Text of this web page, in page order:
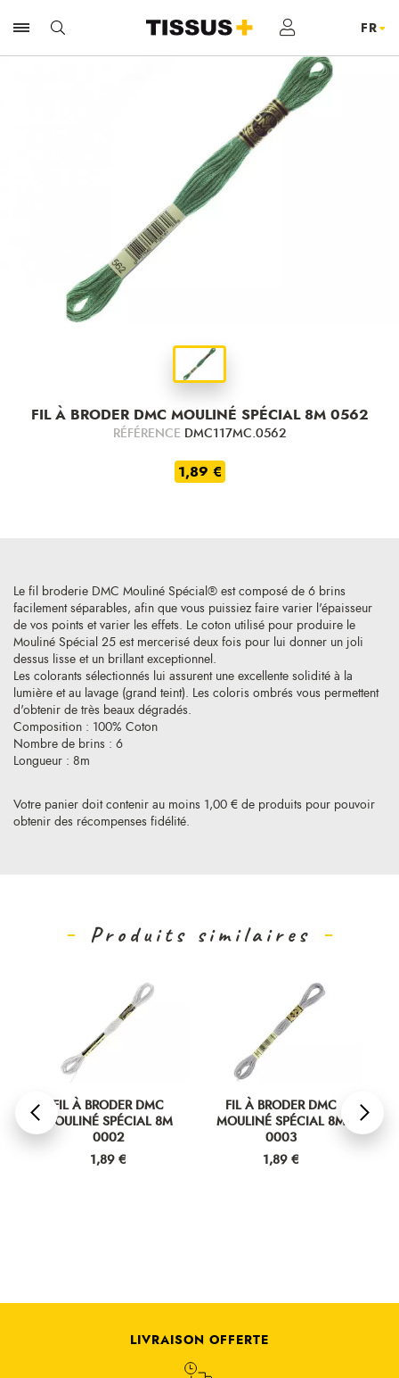
FIL À BRODER DMC MOULINÉ SPÉCIAL 8M 0562
RÉFÉRENCE DMC117MC.0562
1,89 €
Votre panier doit contenir au moins 1,00 € de produits pour pouvoir
obtenir des récompenses fidélité.
Le fil broderie DMC Mouliné Spécial® est composé de 6 brins
facilement séparables, afin que vous puissiez faire varier l'épaisseur
de vos points et varier les effets. Le coton utilisé pour produire le
Mouliné Spécial 25 est mercerisé deux fois pour lui donner un joli
dessus lisse et un brillant exceptionnel.
Les colorants sélectionnés lui assurent une excellente solidité à la
lumière et au lavage (grand teint). Les coloris ombrés vous permettent
d'obtenir de très beaux dégradés.
Composition : 100% Coton
Nombre de brins : 6
Longueur : 8m
Produits similaires
FIL À BRODER DMC
MOULINÉ SPÉCIAL 8M
0002
Prix
1,89 €
FIL À BRODER DMC
MOULINÉ SPÉCIAL 8M
0003
Prix
1,89 €
LIVRAISON OFFERTE